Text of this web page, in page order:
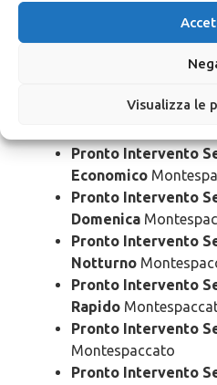
Visualizza le
Pronto Intervento
Urgente
Pronto Intervento
Pronto Intervento
Pronto Intervento
Economico
Pronto Intervento
Domenica
Pronto Intervento
Notturno
Pronto Intervento
Rapido
Pronto Intervento
Montespaccato
Pronto Intervento